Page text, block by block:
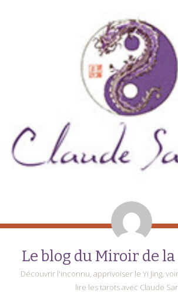
Le blog du Miroir de
Découvrir l'inconnu, apprivoiser le Yi Jing,
lire les tarots avec Claude